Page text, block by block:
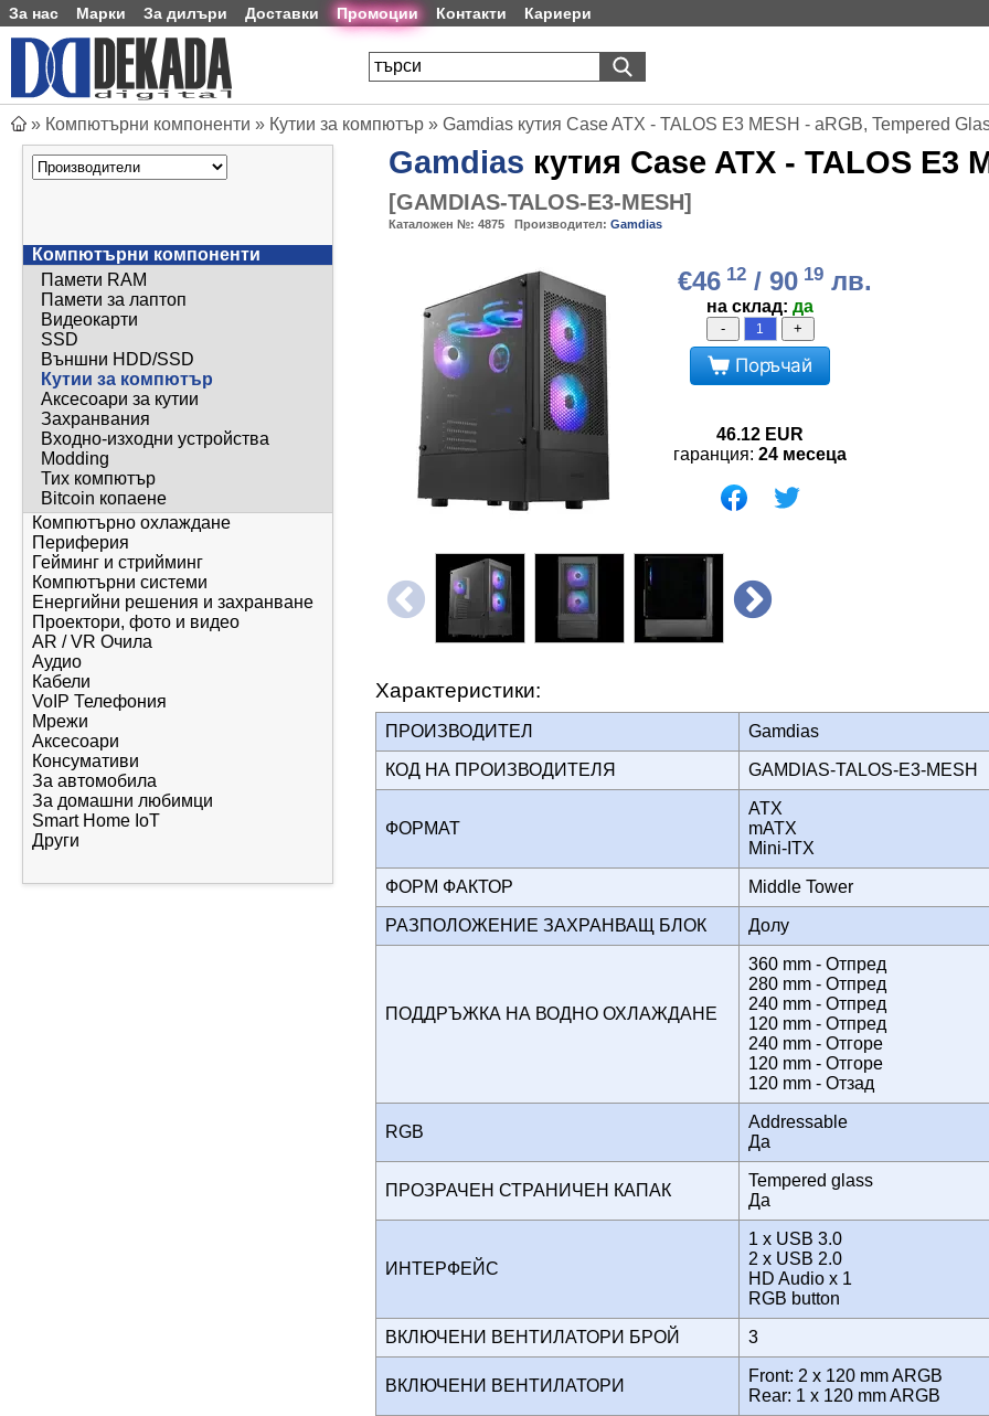
За нас Марки За дилъри Доставки Промоции Контакти Кариери
» Компютърни компоненти » Кутии за компютър » Gamdias кутия Case ATX - TALOS E3 MESH - aRGB, Tempered
Компютърни компоненти
Памети RAM
Памети за лаптоп
Видеокарти
SSD
Външни HDD/SSD
Кутии за компютър
Аксесоари за кутии
Захранвания
Входно-изходни устройства
Modding
Тих компютър
Bitcoin копаене
Компютърно охлаждане
Периферия
Гейминг и стрийминг
Компютърни системи
Енергийни решения и захранване
Проектори, фото и видео
AR / VR Очила
Аудио
Кабели
VoIP Телефония
Мрежи
Аксесоари
Консумативи
За автомобила
За домашни любимци
Smart Home IoT
Други
Gamdias кутия Case ATX - TALOS E3
[GAMDIAS-TALOS-E3-MESH]
Каталожен №: 4875 Производител: Gamdias
€46 12/ 9019лв.
на склад: да
- +
Поръчай
46.12 EUR
гаранция: 24 месеца
Характеристики:
ПРОИЗВОДИТЕЛ Gamdias
КОД НА ПРОИЗВОДИТЕЛЯ GAMDIAS-TALOS-E3-
ФОРМАТ
ATX
mATX
Mini-ITX
ФОРМ ФАКТОР Middle Tower
РАЗПОЛОЖЕНИЕ ЗАХРАНВАЩ БЛОК Долу
ПОДДРЪЖКА НА ВОДНО ОХЛАЖДАНЕ
360 mm - Отпред
280 mm - Отпред
240 mm - Отпред
120 mm - Отпред
240 mm - Отгоре
120 mm - Отгоре
120 mm - Отзад
RGB
Addressable
Да
ПРОЗРАЧЕН СТРАНИЧЕН КАПАК
Tempered glass
Да
ИНТЕРФЕЙС
1 x USB 3.0
2 x USB 2.0
HD Audio x 1
RGB button
ВКЛЮЧЕНИ ВЕНТИЛАТОРИ БРОЙ 3
ВКЛЮЧЕНИ ВЕНТИЛАТОРИ
Front: 2 x 120 mm ARGB
Rear: 1 x 120 mm ARGB